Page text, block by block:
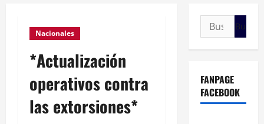
Nacionales
*Actualización
operativos contra
las extorsiones*
Buscar:
FANPAGE
FACEBOOK